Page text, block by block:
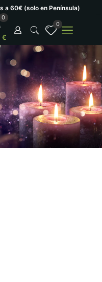
a 60€ (solo en Península)
0
€
0